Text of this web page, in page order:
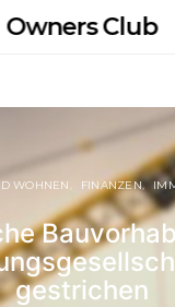
Owners Club
WOHNEN FINANZEN
gestrichen